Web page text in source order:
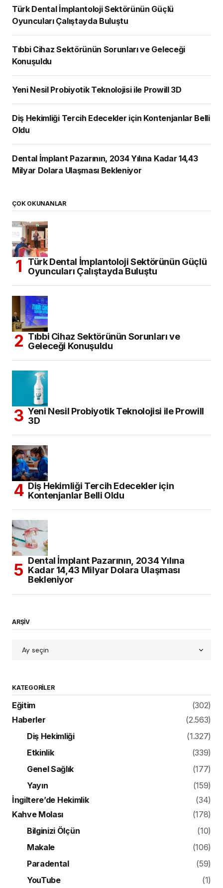
Türk Dental İmplantoloji Sektörünün Güçlü
Oyuncuları Çalıştayda Buluştu
Tıbbi Cihaz Sektörünün Sorunları ve Geleceği
Konuşuldu
Yeni Nesil Probiyotik Teknolojisi ile Prowill 3D
Diş Hekimliği Tercih Edecekler için Kontenjanlar Belli
Oldu
Dental İmplant Pazarının, 2034 Yılına Kadar 14,43
Milyar Dolara Ulaşması Bekleniyor
ÇOK OKUNANLAR
Türk Dental İmplantoloji Sektörünün Güçlü
Oyuncuları Çalıştayda Buluştu
Tıbbi Cihaz Sektörünün Sorunları ve
Geleceği Konuşuldu
Yeni Nesil Probiyotik Teknolojisi ile Prowill
3D
Diş Hekimliği Tercih Edecekler için
Kontenjanlar Belli Oldu
Dental İmplant Pazarının, 2034 Yılına
Kadar 14,43 Milyar Dolara Ulaşması
Bekleniyor
ARŞİV
KATEGORILER
Eğitim
(302)
Haberler
(2.563)
Diş Hekimliği
(1.327)
Etkinlik
(339)
Genel Sağlık
(177)
Yayın
(159)
İngiltere’de Hekimlik
(34)
Kahve Molası
(178)
Bilginizi Ölçün
(10)
Makale
(106)
Paradental
(59)
YouTube
(1)